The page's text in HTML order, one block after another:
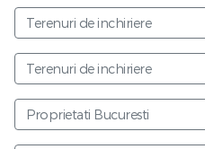
Terenuri de inchiriere
Terenuri de inchiriere
Proprietati Bucuresti